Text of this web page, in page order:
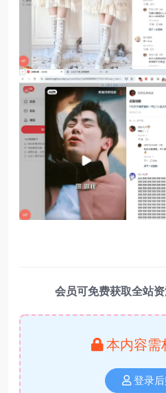
会员可免费获取全站资
本内容需
登录